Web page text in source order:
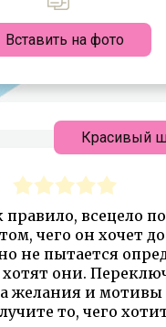
Вставить на фото
правило, всецело
чего он хочет
не пытается
хотят они.
желания и мотивы
то, чего
Красивый